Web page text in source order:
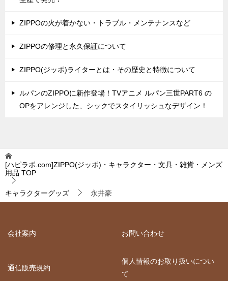
ZIPPOの火が着かない・トラブル・メンテナンスなど
ZIPPOの修理と永久保証について
ZIPPO(ジッポ)ライターとは・その歴史と特徴について
ルパンのZIPPOに新作登場！TVアニメ ルパン三世PART6 の
OPをアレンジした、シックでスタイリッシュなデザイン！
[ハピラボ.com]ZIPPO(ジッポ)・キャラクター・文具・雑貨・メンズ
用品 TOP
キャラクターグッズ 永井豪
会社案内 お問い合わせ
通信販売規約
個人情報のお取り扱いについ
て